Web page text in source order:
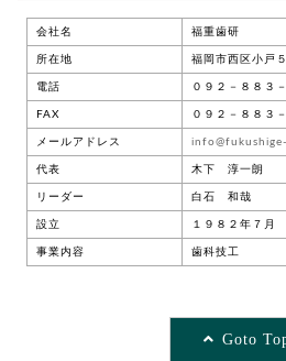
会社名 福重歯研
所在地 福岡市西区小戸
電話 ０９２－８８３
FAX ０９２－８８３
メールアドレス
代表 木下 淳一朗
リーダー 白石 和哉
設立 １９８２年７月
事業内容 歯科技工
Goto